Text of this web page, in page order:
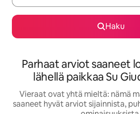
Haku
Parhaat arviot saaneet
lähellä paikkaa Su
Vieraat ovat yhtä mieltä: nämä
saaneet hyvät arviot sijainnista,